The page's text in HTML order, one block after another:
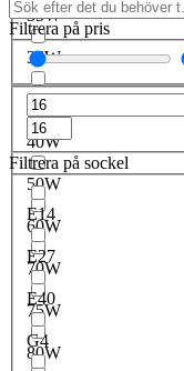
35W
36W
38W
40W
50W
60W
70W
75W
80W
Filtrera på pris
Filtrera på sockel
E14
E27
E40
G4